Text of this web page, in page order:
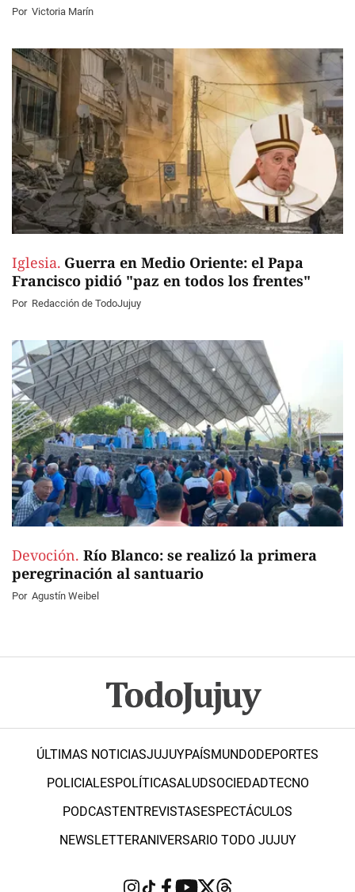
Por Victoria Marín
Iglesia. Guerra en Medio Oriente: el Papa
Francisco pidió "paz en todos los frentes"
Por Redacción de TodoJujuy
Devoción. Río Blanco: se realizó la primera
peregrinación al santuario
Por Agustín Weibel
ÚLTIMAS NOTICIASJUJUYPAÍSMUNDODEPORTES
POLICIALESPOLÍTICASALUDSOCIEDADTECNO
PODCASTENTREVISTASESPECTÁCULOS
NEWSLETTERANIVERSARIO TODO JUJUY